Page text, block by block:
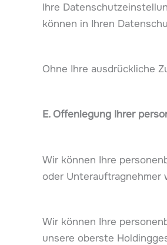
Ihre
können in Ihren
Ohne Ihre ausdrückliche
E. Offenlegung Ihrer
Wir können Ihre
oder
Wir können Ihre
unsere oberste